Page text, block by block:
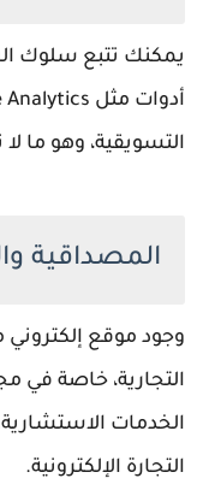
يمكنك تتبع سلوك
التسويقية، وهو ما
المصداقية
وجود موقع إلكتروني
التجارية، خاصة في
الخدمات
التجارة الإلكترونية.